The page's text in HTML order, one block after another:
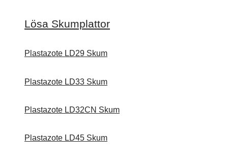
Lösa Skumplattor
Plastazote LD29 Skum
Plastazote LD33 Skum
Plastazote LD32CN Skum
Plastazote LD45 Skum